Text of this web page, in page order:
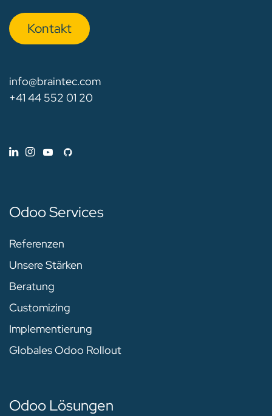
Kon​​​​​​ta​​kt
info@braintec.com
+41 44 552 01 20
Odoo Services
Referenzen
Unsere Stärken
Beratung
Customizing
Implementierung
Globales Odoo Rollout
Odoo Lösungen